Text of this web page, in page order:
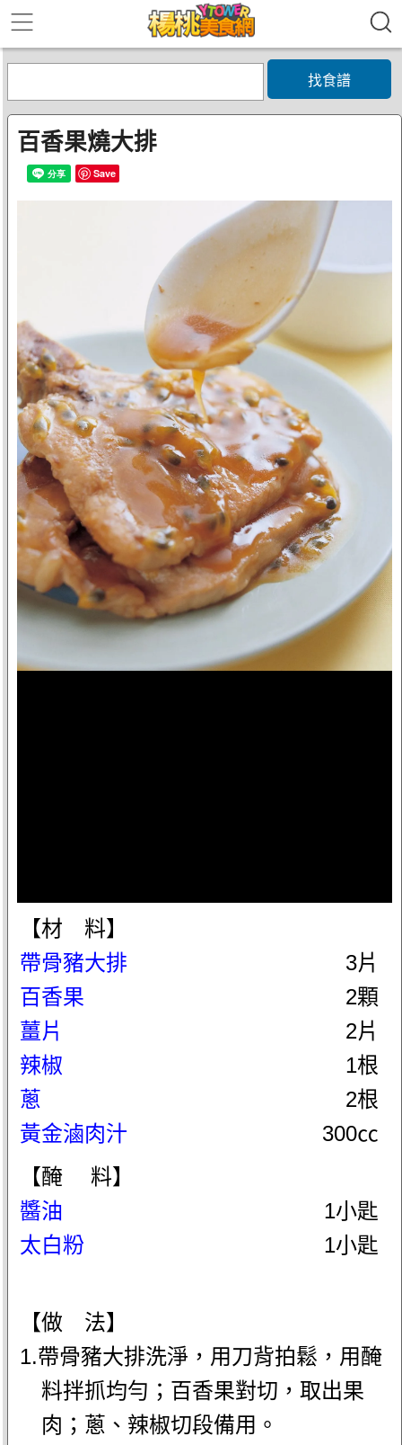
找食譜
百香果燒大排
Save
【材 料】
帶骨豬大排
3片
百香果
2顆
薑片
2片
辣椒
1根
蔥
2根
黃金滷肉汁
300㏄
【醃 料】
醬油
1小匙
太白粉
1小匙
【做 法】
1.帶骨豬大排洗淨，用刀背拍鬆，用醃
料拌抓均勻；百香果對切，取出果
肉；蔥、辣椒切段備用。